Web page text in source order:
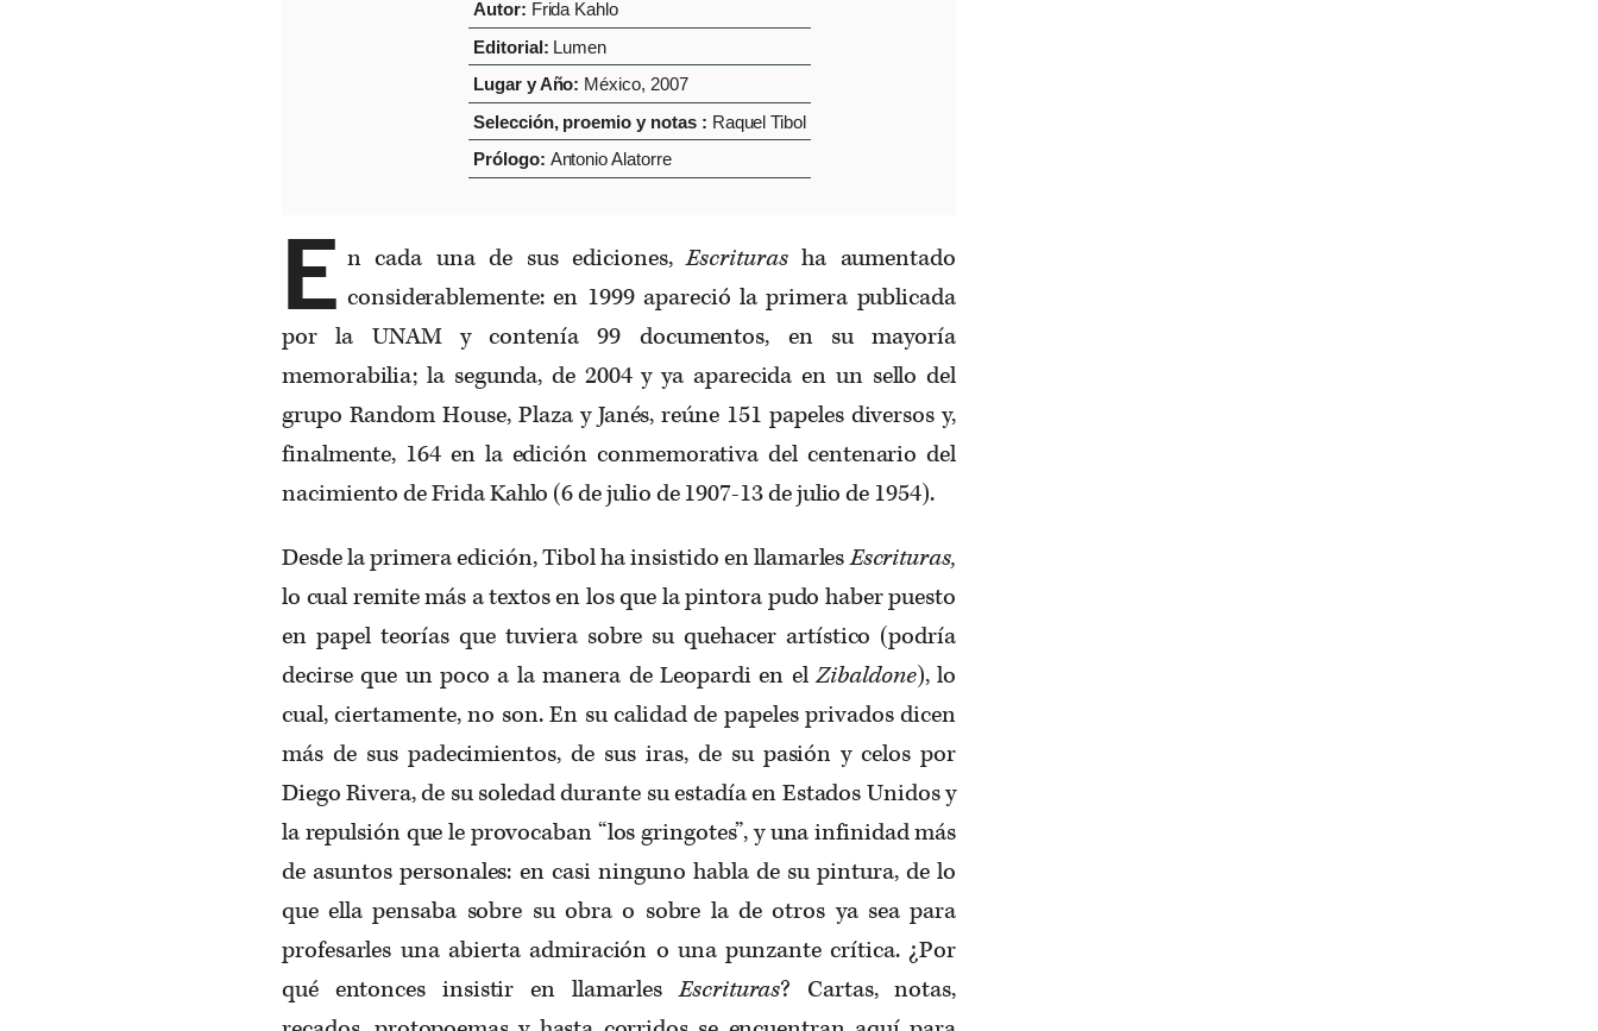
Autor: Frida Kahlo
Editorial: Lumen
Lugar y Año: México, 2007
Selección, proemio y notas : Raquel Tibol
Prólogo: Antonio Alatorre
E n cada una de sus ediciones,Escriturasha aumentado
considerablemente: en 1999 apareció la primera publicada
por la UNAM y contenía 99 documentos, en su mayoría
memorabilia; la segunda, de 2004 y ya aparecida en un sello del
grupo Random House, Plaza y Janés, reúne 151 papeles diversos y,
finalmente, 164 en la edición conmemorativa del centenario del
nacimiento de Frida Kahlo (6 de julio de 1907-13 de julio de 1954).
Desde la primera edición, Tibol ha insistido en llamarlesEscrituras,
lo cual remite más a textos en los que la pintora pudo haber puesto
en papel teorías que tuviera sobre su quehacer artístico (podría
decirse que un poco a la manera de Leopardi en elZibaldone), lo
cual, ciertamente, no son. En su calidad de papeles privados dicen
más de sus padecimientos, de sus iras, de su pasión y celos por
Diego Rivera, de su soledad durante su estadía en Estados Unidos y
la repulsión que le provocaban “los gringotes”, y una infinidad más
de asuntos personales: en casi ninguno habla de su pintura, de lo
que ella pensaba sobre su obra o sobre la de otros ya sea para
profesarles una abierta admiración o una punzante crítica. ¿Por
qué entonces insistir en llamarlesEscrituras? Cartas, notas,